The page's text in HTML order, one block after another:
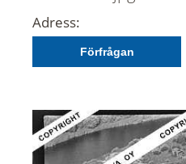
Adress:
Förfrågan